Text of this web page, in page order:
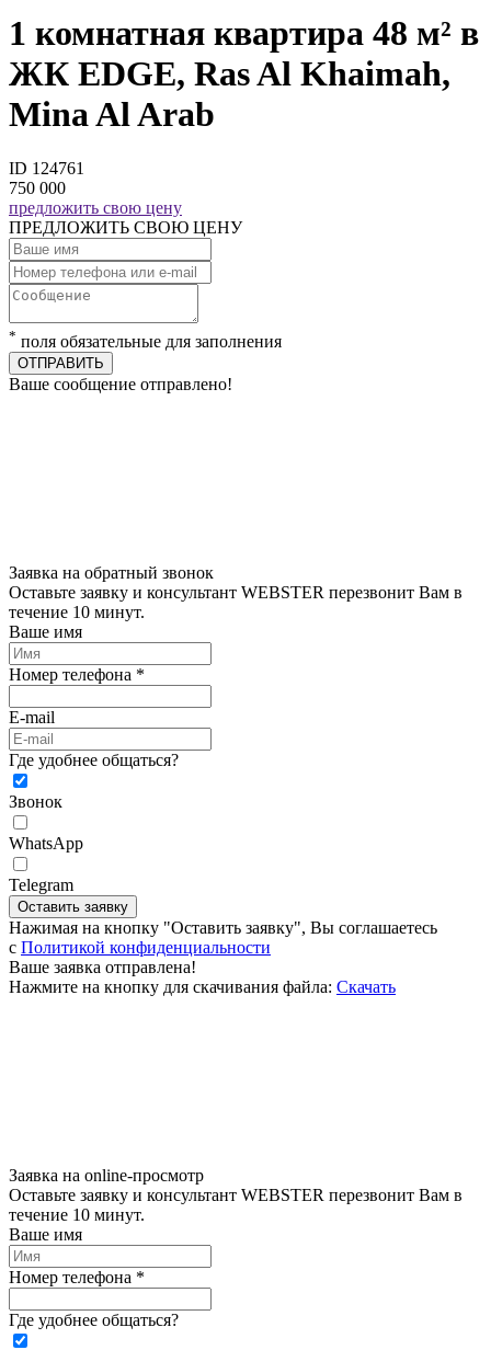
1 комнатная квартира 48 м² в
ЖК EDGE, Ras Al Khaimah,
Mina Al Arab
ID 124761
750 000
предложить свою цену
ПРЕДЛОЖИТЬ СВОЮ ЦЕНУ
* поля обязательные для заполнения
ОТПРАВИТЬ
Ваше сообщение отправлено!
Заявка на обратный звонок
Оставьте заявку и консультант WEBSTER перезвонит Вам в
течение 10 минут.
Ваше имя
Номер телефона *
E-mail
Где удобнее общаться?
Звонок
WhatsApp
Telegram
Оставить заявку
Нажимая на кнопку "Оставить заявку", Вы соглашаетесь
c Политикой конфиденциальности
Ваше заявка отправлена!
Нажмите на кнопку для скачивания файла: Скачать
Заявка на online-просмотр
Оставьте заявку и консультант WEBSTER перезвонит Вам в
течение 10 минут.
Ваше имя
Номер телефона *
Где удобнее общаться?